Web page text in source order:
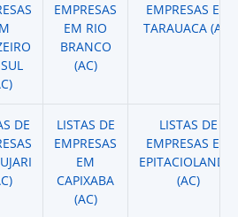
EMPRESAS
EM RIO
BRANCO
(AC)
EMPRESAS EM
TARAUACA (AC)
DE
LISTAS DE
EMPRESAS
EM
CAPIXABA
(AC)
LISTAS DE
EMPRESAS EM
EPITACIOLANDIA
(AC)